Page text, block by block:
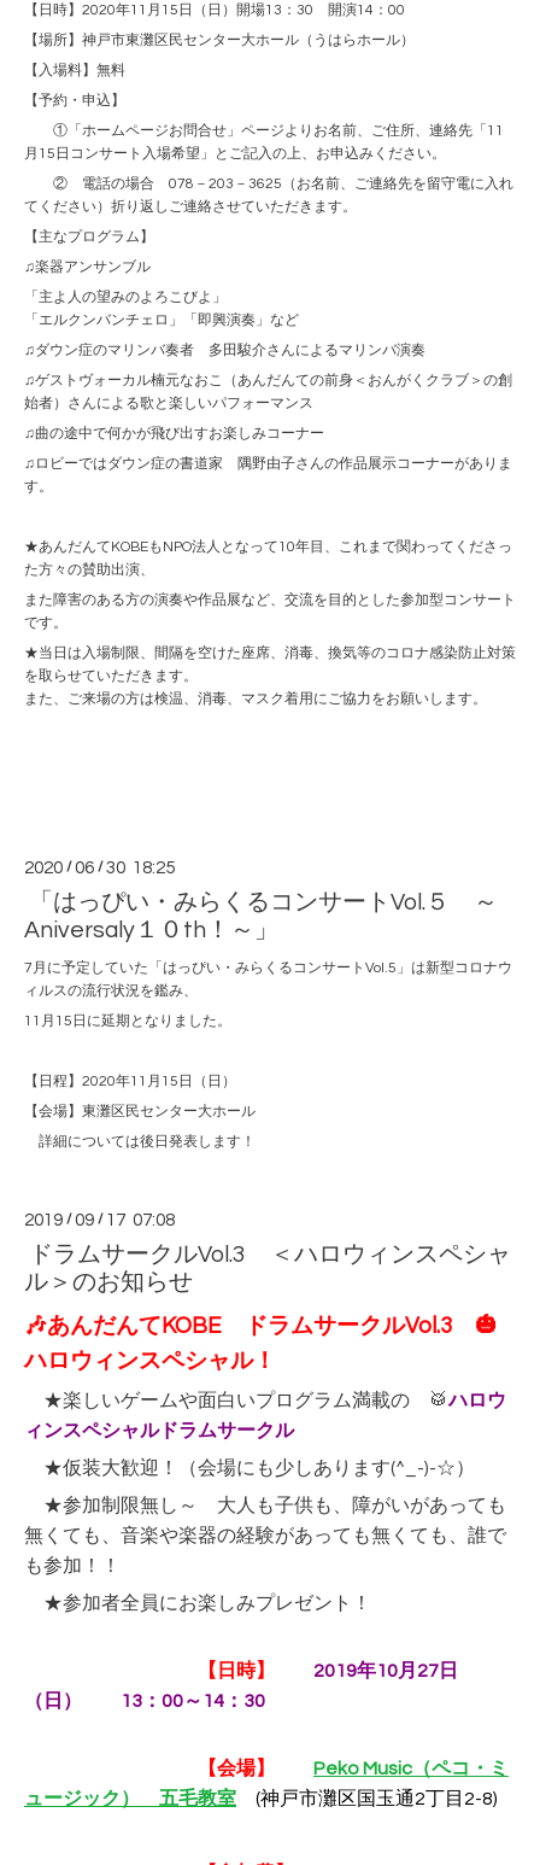
【日時】2020年11月15日（日）開場13：30 開演14：00
【場所】神戸市東灘区民センター大ホール（うはらホール）
【入場料】無料
【予約・申込】
①「ホームページお問合せ」ページよりお名前、ご住所、連絡先「11
月15日コンサート入場希望」とご記入の上、お申込みください。
② 電話の場合 078－203－3625（お名前、ご連絡先を留守電に入れ
てください）折り返しご連絡させていただきます。
【主なプログラム】
♫楽器アンサンブル
「主よ人の望みのよろこびよ」
「エルクンバンチェロ」「即興演奏」など
♫ダウン症のマリンバ奏者 多田駿介さんによるマリンバ演奏
♫ゲストヴォーカル楠元なおこ（あんだんての前身＜おんがくクラブ＞の創
始者）さんによる歌と楽しいパフォーマンス
♫曲の途中で何かが飛び出すお楽しみコーナー
♫ロビーではダウン症の書道家 隅野由子さんの作品展示コーナーがありま
す。
★あんだんてKOBEもNPO法人となって10年目、これまで関わってくださっ
た方々の賛助出演、
また障害のある方の演奏や作品展など、交流を目的とした参加型コンサート
です。
★当日は入場制限、間隔を空けた座席、消毒、換気等のコロナ感染防止対策
を取らせていただきます。
また、ご来場の方は検温、消毒、マスク着用にご協力をお願いします。
2020 /06 /30 18:25
「はっぴい・みらくるコンサートVol.５ ～
Aniversaly１０th！～」
7月に予定していた「はっぴい・みらくるコンサートVol.5」は新型コロナウ
ィルスの流行状況を鑑み、
11月15日に延期となりました。
【日程】2020年11月15日（日）
【会場】東灘区民センター大ホール
詳細については後日発表します！
2019 /09 / 17 07:08
ドラムサークルVol.3 ＜ハロウィンスペシャ
ル＞のお知らせ
🎶あんだんてKOBE ドラムサークルVol.3 🎃
ハロウィンスペシャル！
★楽しいゲームや面白いプログラム満載の 🥁ハロウ
ィンスペシャルドラムサークル
★仮装大歓迎！（会場にも少しあります(^_-)-☆）
★参加制限無し～ 大人も子供も、障がいがあっても
無くても、音楽や楽器の経験があっても無くても、誰で
も参加！！
★参加者全員にお楽しみプレゼント！
【日時】 2019年10月27日
（日） 13：00～14：30
【会場】
Peko Music（ペコ・ミ
ュージック） 五毛教室
(神戸市灘区国玉通2丁目2-8)